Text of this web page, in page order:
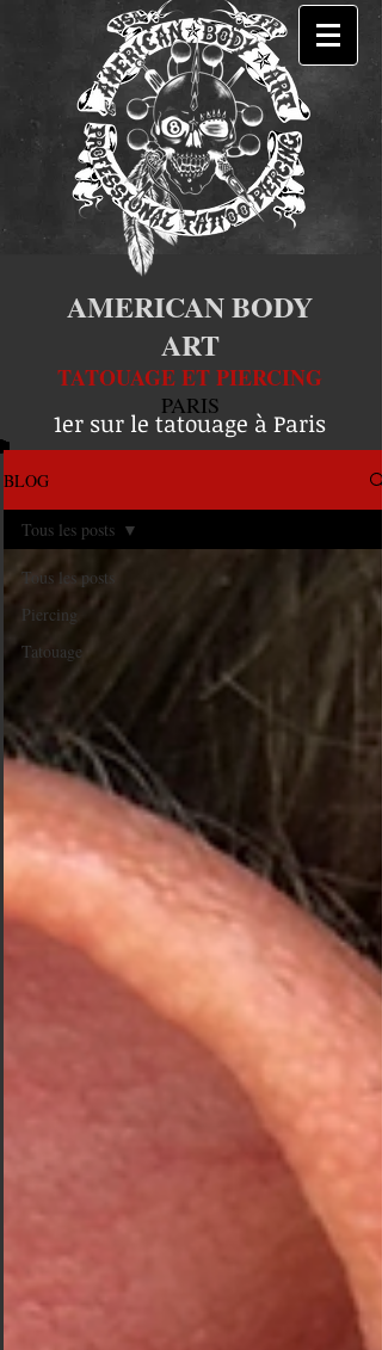
AMERICAN BODY
ART
TATOUAGE ET PIERCING
PARIS
1er sur le tatouage à Paris
BLOG
Tous les posts
Piercing
Tatouage
Tous les posts